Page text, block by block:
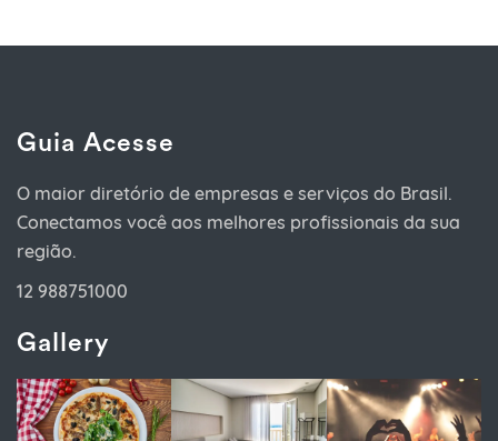
Guia Acesse
O maior diretório de empresas e serviços do Brasil.
Conectamos você aos melhores profissionais da sua
região.
12 988751000
Gallery